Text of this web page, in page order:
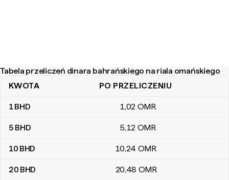
Tabela przeliczeń dinara bahrańskiego na riala omańskiego
Tabela przeliczeń dinara bahrańskiego na riala omańskiego
KWOTA PO PRZELICZENIU
1BHD 1,02 OMR
5 BHD 5,12 OMR
10 BHD 10,24 OMR
20 BHD 20,48 OMR